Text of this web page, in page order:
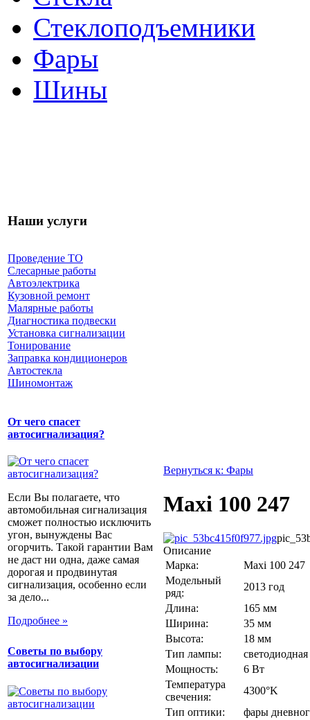
Стеклоподъемники
Фары
Шины
Наши услуги
Проведение ТО
Слесарные работы
Автоэлектрика
Кузовной ремонт
Малярные работы
Диагностика подвески
Установка сигнализации
Тонирование
Заправка кондиционеров
Автостекла
Шиномонтаж
От чего спасет
автосигнализация?
Если Вы полагаете, что
автомобильная сигнализация
сможет полностью исключить
угон, вынуждены Вас
огорчить. Такой гарантии Вам
не даст ни одна, даже самая
дорогая и продвинутая
сигнализация, особенно если
за дело...
Подробнее »
Советы по выбору
автосигнализации
Вернуться к: Фары
Maxi 100 247
Описание
Марка:
Maxi 100 247
Модельный
ряд:
2013 год
Длина:
165 мм
Ширина:
35 мм
Высота:
18 мм
Тип лампы:
светодиодная
Мощность:
6 Вт
Температура
свечения:
4300°K
Тип оптики:
фары